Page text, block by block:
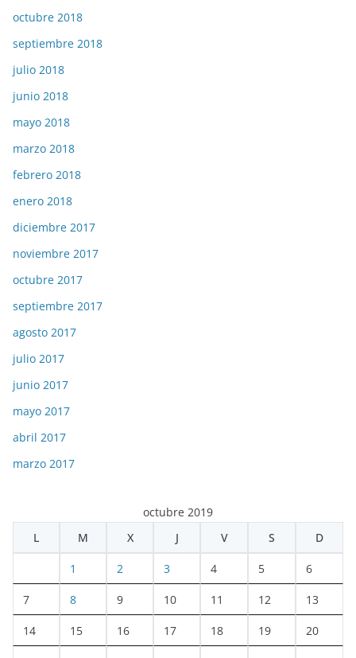
octubre 2018
septiembre 2018
julio 2018
junio 2018
mayo 2018
marzo 2018
febrero 2018
enero 2018
diciembre 2017
noviembre 2017
octubre 2017
septiembre 2017
agosto 2017
julio 2017
junio 2017
mayo 2017
abril 2017
marzo 2017
octubre 2019
L
M X J V S D
1 2 3 4 5 6
7 8 9 10 11 12 13
14 15 16 17 18 19 20